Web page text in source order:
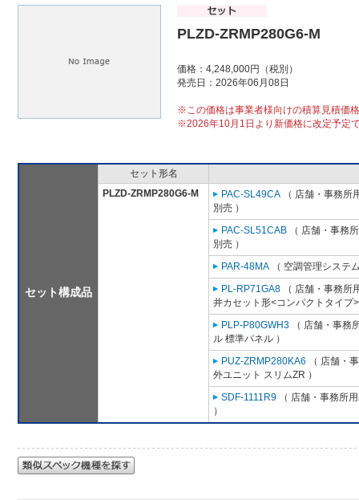
PLZD-ZRMP280G6-M
価格：4,248,000円（税別）
発売日：2026年06月08日
※この価格は事業者様向けの積算見積価
※2026年10月1日より新価格に改定予定
セット構成品
セット形名
PLZD-ZRMP280G6-M
PAC-SL49CA （ 店舗・事務所
別売 ）
PAC-SL51CAB （ 店舗・事務
別売 ）
PAR-48MA （ 空調管理システ
PL-RP71GA8 （ 店舗・事務所
井カセット形<コンパクトタイプ
PLP-P80GWH3 （ 店舗・事務
ル 標準パネル ）
PUZ-ZRMP280KA6 （ 店舗・
外ユニット スリムZR ）
SDF-1111R9 （ 店舗・事務所
）